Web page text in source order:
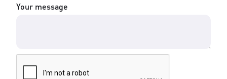
Your message